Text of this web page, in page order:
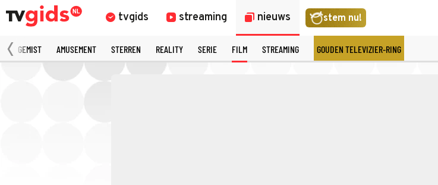
tvgids streaming nieuws stem nu!
GEMIST AMUSEMENT STERREN REALITY SERIE FILM STREAMING GOUDEN TELEVIZIER-RING